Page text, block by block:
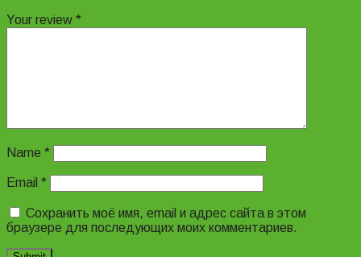
Your review *
Name *
Email *
Сохранить моё имя, email и адрес сайта в этом
браузере для последующих моих комментариев.